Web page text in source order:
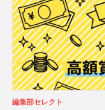
編集部セレクト